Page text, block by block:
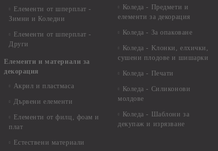
Елементи от шперплат -
Зимни и Коледни
Елементи от шперплат -
Други
Елементи и материали за
декорация
Акрил и пластмаса
Дървени елементи
Елементи от филц, фоам и
плат
Естествени материали
Коледа - Предмети и
елементи за декорация
Коледа - За опаковане
Коледа - Kлонки, елхички,
сушени плодове и шишарки
Коледа - Печати
Коледа - Силиконови
молдове
Коледа - Шаблони за
декупаж и изрязване